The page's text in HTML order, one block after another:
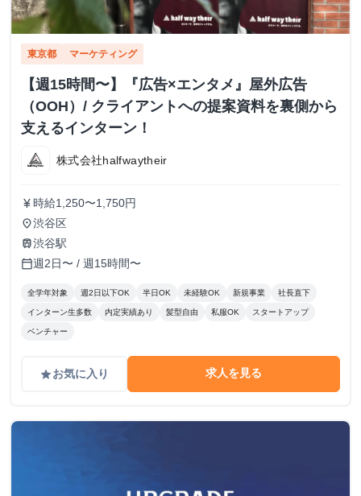
東京都 マーケティング
【週15時間〜】『広告×エンタメ』屋外広告
（OOH）/ クライアントへの提案資料を裏側から
支えるインターン！
株式会社halfwaytheir
currency_yen 時給1,250〜1,750円
place渋谷区
train渋谷駅
calendar_today週2日〜 / 週15時間〜
全学年対象 週2日以下OK 半日OK 未経験OK 新規事業 社長直下
インターン生多数 内定実績あり 髪型自由 私服OK スタートアップ
ベンチャー
gradeお気に入り 求人を見る